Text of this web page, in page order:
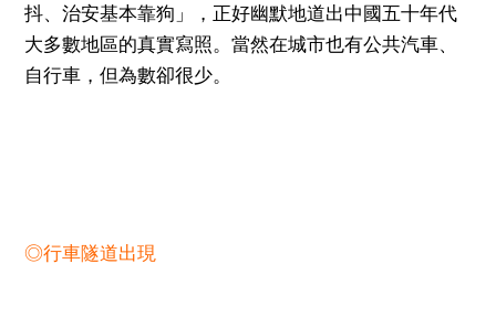
抖、治安基本靠狗」，正好幽默地道出中國五十年代
大多數地區的真實寫照。當然在城市也有公共汽車、
自行車，但為數卻很少。
◎行車隧道出現